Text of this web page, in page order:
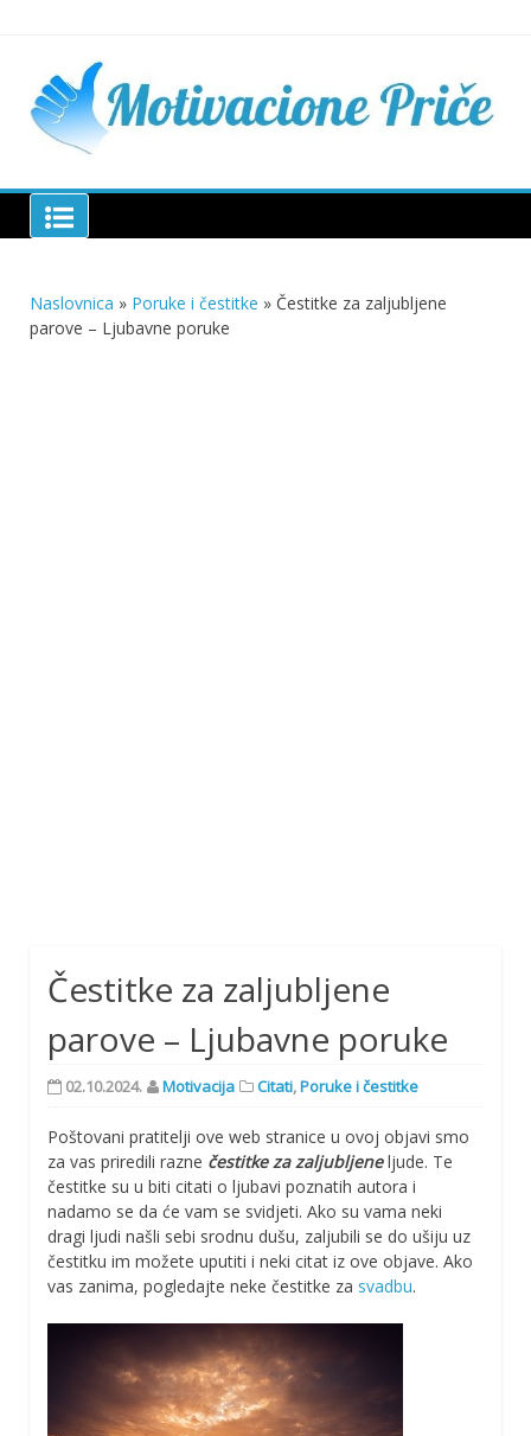
Motivacione Priče
Naslovnica » Poruke i čestitke » Čestitke za zaljubljene
parove – Ljubavne poruke
Čestitke za zaljubljene
parove – Ljubavne poruke
02.10.2024. Motivacija Citati,Poruke i čestitke
Poštovani pratitelji ove web stranice u ovoj objavi smo
za vas priredili razne čestitke za zaljubljeneljude. Te
čestitke su u biti citati o ljubavi poznatih autora i
nadamo se da će vam se svidjeti. Ako su vama neki
dragi ljudi našli sebi srodnu dušu, zaljubili se do ušiju uz
čestitku im možete uputiti i neki citat iz ove objave. Ako
vas zanima, pogledajte neke čestitke za svadbu.